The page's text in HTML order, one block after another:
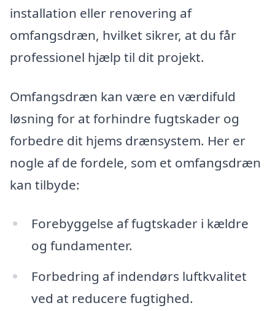
installation eller renovering af
omfangsdræn, hvilket sikrer, at du får
professionel hjælp til dit projekt.
Omfangsdræn kan være en værdifuld
løsning for at forhindre fugtskader og
forbedre dit hjems drænsystem. Her er
nogle af de fordele, som et omfangsdræn
kan tilbyde:
Forebyggelse af fugtskader i kældre
og fundamenter.
Forbedring af indendørs luftkvalitet
ved at reducere fugtighed.